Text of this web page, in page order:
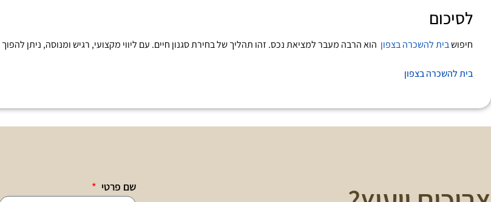
לסיכום
חיפושבית להשכרה בצפון הוא הרבה מעבר למציאת נכס. זהו תהליך של בחירת סגנון חיים. עם ליווי מקצועי, רגיש ומנוסה, ניתן
בית להשכרה בצפון
שם פרטי